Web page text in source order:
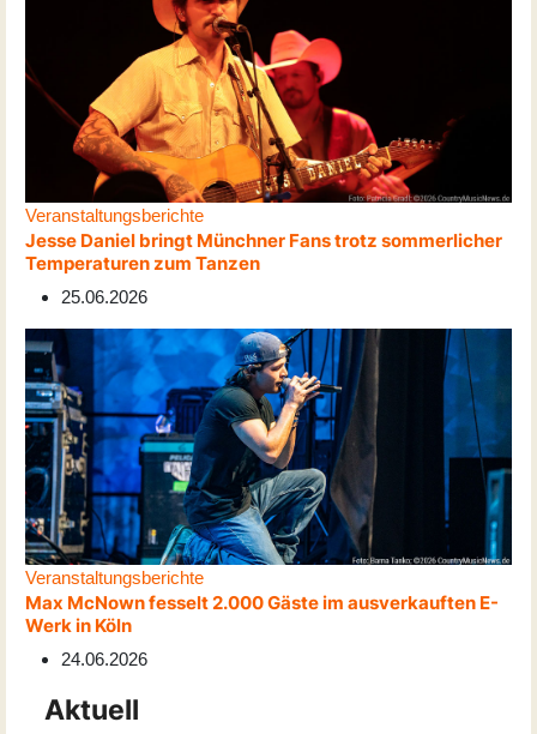
Veranstaltungsberichte
Jesse Daniel bringt Münchner Fans trotz sommerlicher
Temperaturen zum Tanzen
25.06.2026
Veranstaltungsberichte
Max McNown fesselt 2.000 Gäste im ausverkauften E-
Werk in Köln
24.06.2026
Aktuell